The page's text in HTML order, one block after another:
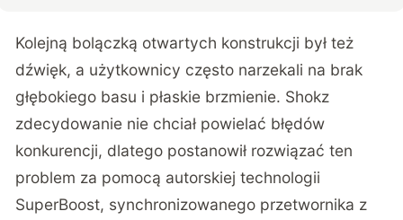
Kolejną bolączką otwartych konstrukcji był też
dźwięk, a użytkownicy często narzekali na brak
głębokiego basu i płaskie brzmienie. Shokz
zdecydowanie nie chciał powielać błędów
konkurencji, dlatego postanowił rozwiązać ten
problem za pomocą autorskiej technologii
SuperBoost, synchronizowanego przetwornika z